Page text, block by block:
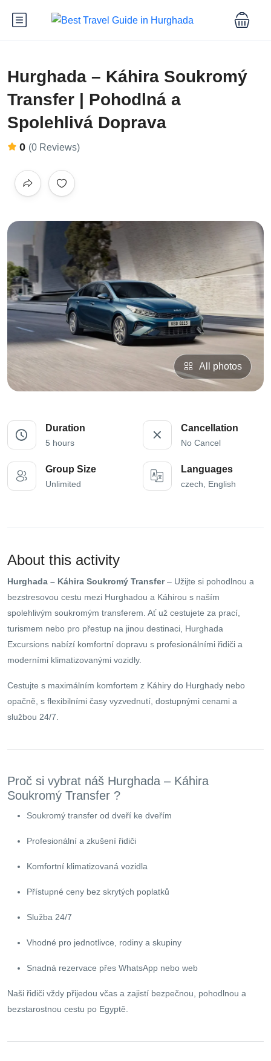
Hurghada – Káhira Soukromý
Transfer | Pohodlná a
Spolehlivá Doprava
0 (0 Reviews)
All photos
Duration
5 hours
Cancellation
No Cancel
Group Size
Unlimited
Languages
czech, English
About this activity
Hurghada – Káhira Soukromý Transfer– Užijte si pohodlnou a
bezstresovou cestu mezi Hurghadou a Káhirou s naším
spolehlivým soukromým transferem. Ať už cestujete za prací,
turismem nebo pro přestup na jinou destinaci, Hurghada
Excursions nabízí komfortní dopravu s profesionálními řidiči a
moderními klimatizovanými vozidly.
Cestujte s maximálním komfortem z Káhiry do Hurghady nebo
opačně, s flexibilními časy vyzvednutí, dostupnými cenami a
službou 24/7.
Proč si vybrat náš Hurghada – Káhira
Soukromý Transfer ?
Soukromý transfer od dveří ke dveřím
Profesionální a zkušení řidiči
Komfortní klimatizovaná vozidla
Přístupné ceny bez skrytých poplatků
Služba 24/7
Vhodné pro jednotlivce, rodiny a skupiny
Snadná rezervace přes WhatsApp nebo web
Naši řidiči vždy přijedou včas a zajistí bezpečnou, pohodlnou a
bezstarostnou cestu po Egyptě.